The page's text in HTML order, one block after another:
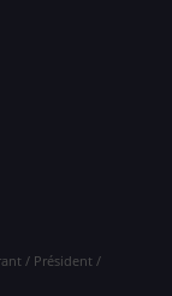
/ Président /